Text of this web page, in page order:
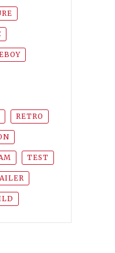
RETRO
TEST